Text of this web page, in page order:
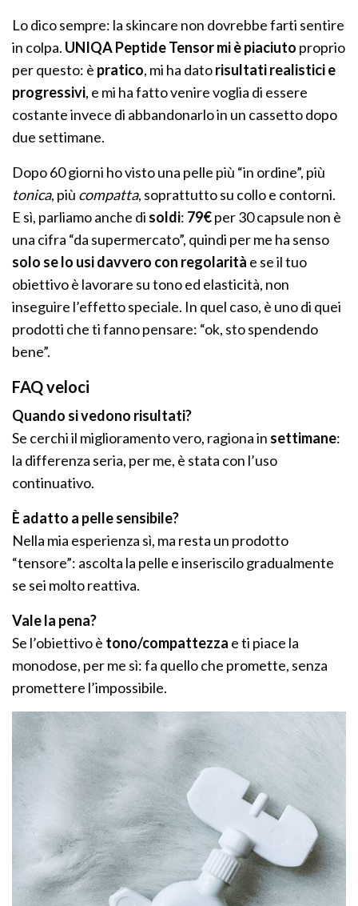
Lo dico sempre: la skincare non dovrebbe farti sentire
in colpa. UNIQA Peptide Tensor mi è piaciuto proprio
per questo: è pratico, mi ha datorisultati realistici e
progressivi, e mi ha fatto venire voglia di essere
costante invece di abbandonarlo in un cassetto dopo
due settimane.
Dopo 60 giorni ho visto una pelle più “in ordine”, più
tonica, più compatta, soprattutto su collo e contorni.
E sì, parliamo anche di soldi: 79€per 30 capsule non è
una cifra “da supermercato”, quindi per me ha senso
solo se lo usi davvero con regolarità e se il tuo
obiettivo è lavorare su tono ed elasticità, non
inseguire l’effetto speciale. In quel caso, è uno di quei
prodotti che ti fanno pensare: “ok, sto spendendo
bene”.
FAQ veloci
Quando si vedono risultati?
Se cerchi il miglioramento vero, ragiona in settimane:
la differenza seria, per me, è stata con l’uso
continuativo.
È adatto a pelle sensibile?
Nella mia esperienza sì, ma resta un prodotto
“tensore”: ascolta la pelle e inseriscilo gradualmente
se sei molto reattiva.
Vale la pena?
Se l’obiettivo è tono/compattezza e ti piace la
monodose, per me sì: fa quello che promette, senza
promettere l’impossibile.